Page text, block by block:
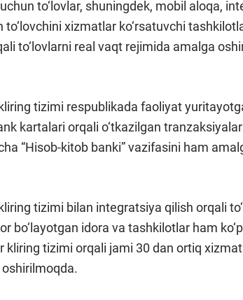
to‘lovlar, shuningdek, mobil aloqa,
to‘lovchini xizmatlar ko‘rsatuvchi
to‘lovlarni real vaqt rejimida amalga
tizimi respublikada faoliyat
kartalari orqali o‘tkazilgan
“Hisob-kitob banki” vazifasini ham
tizimi bilan integratsiya qilish orqali
bo‘layotgan idora va tashkilotlar ham
kliring tizimi orqali jami 30 dan ortiq